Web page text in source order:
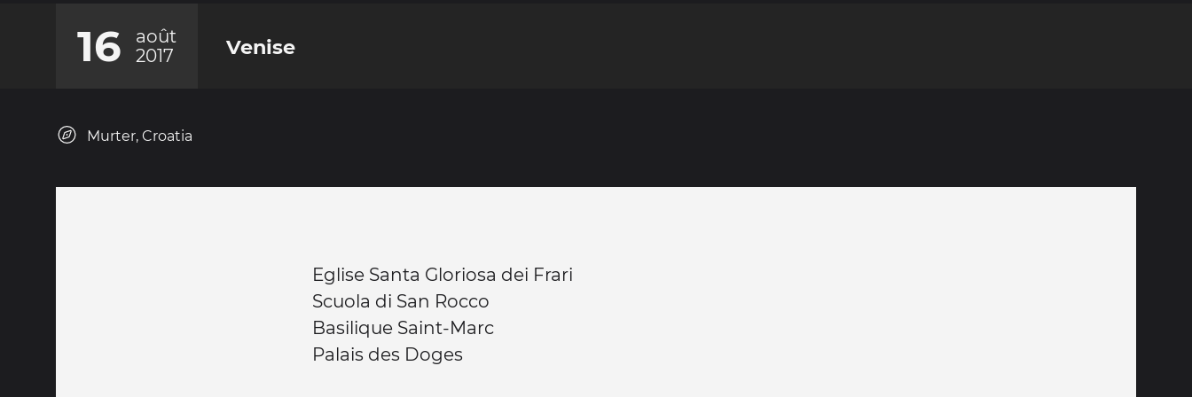
16
août
2017
Venise
Murter, Croatia
Eglise Santa Gloriosa dei Frari
Scuola di San Rocco
Basilique Saint-Marc
Palais des Doges